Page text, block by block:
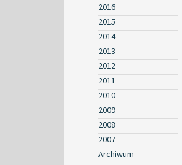
2016
2015
2014
2013
2012
2011
2010
2009
2008
2007
Archiwum